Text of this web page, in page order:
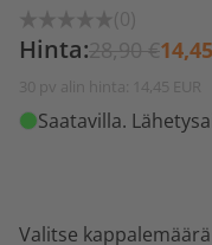
(0)
Hinta:28,90 €
30 pv alin hinta: 14,45 EUR
Saatavilla.
Valitse kappalemäärä